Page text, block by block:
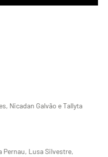
Nicadan Galvão e Tallyta
Pernau, Lusa Silvestre,